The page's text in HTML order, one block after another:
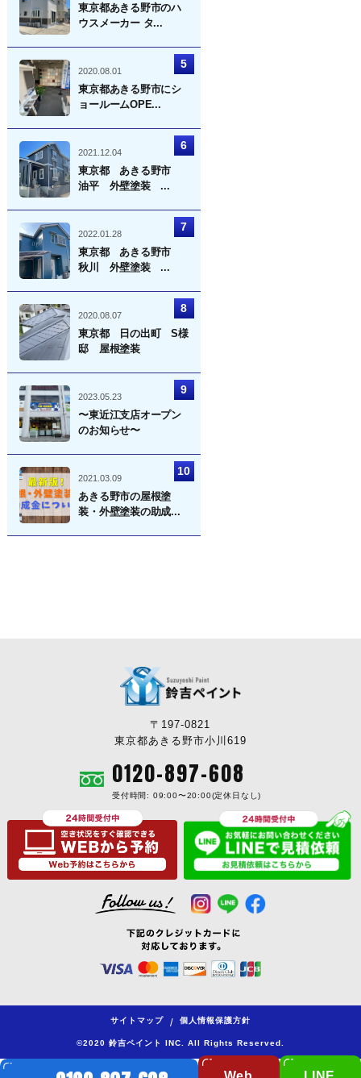
東京都あきる野市のハ
ウスメーカー タ...
2020.08.01
東京都あきる野市にシ
ョールームOPE...
2021.12.04
東京都 あきる野市
油平 外壁塗装 ...
2022.01.28
東京都 あきる野市
秋川 外壁塗装 ...
2020.08.07
東京都 日の出町 S様
邸 屋根塗装
2023.05.23
〜東近江支店オープン
のお知らせ〜
2021.03.09
あきる野市の屋根塗
装・外壁塗装の助成...
〒197-0821
東京都あきる野市小川619
0120-897-608
受付時間: 09:00〜20:00(定休日なし)
サイトマップ / 個人情報保護方針
©2020 鈴吉ペイント INC. All Rights Reserved.